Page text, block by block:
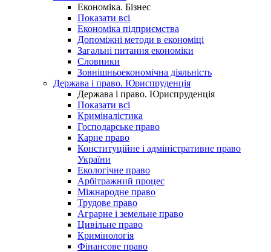
Економіка. Бізнес
Показати всі
Економіка підприємства
Допоміжні методи в економіці
Загальні питання економіки
Словники
Зовнішньоекономічна діяльність
Держава і право. Юриспруденція
Держава і право. Юриспруденція
Показати всі
Криміналістика
Господарське право
Карне право
Конституційне і адміністративне право
України
Екологічне право
Арбітражний процес
Міжнародне право
Трудове право
Аграрне і земельне право
Цивільне право
Кримінологія
Фінансове право